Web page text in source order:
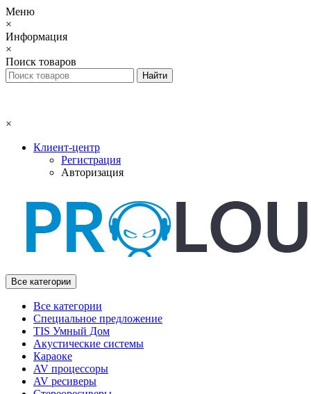
Меню
×
Информация
×
Поиск товаров
×
Клиент-центр
Регистрация
Авторизация
Все категории
Все категории
Специальное предложение
TIS Умный Дом
Акустические системы
Караоке
AV процессоры
AV ресиверы